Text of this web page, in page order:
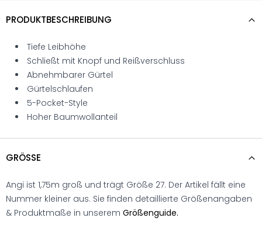
PRODUKTBESCHREIBUNG
Tiefe Leibhöhe
Schließt mit Knopf und Reißverschluss
Abnehmbarer Gürtel
Gürtelschlaufen
5-Pocket-Style
Hoher Baumwollanteil
GRÖSSE
Angi ist 1,75m groß und trägt Größe 27. Der Artikel fällt eine
Nummer kleiner aus. Sie finden detaillierte Größenangaben
& Produktmaße in unserem Größenguide.